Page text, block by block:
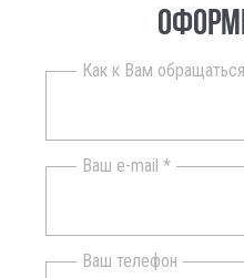
Как к Вам
Ваш e-mail *
Ваш телефон